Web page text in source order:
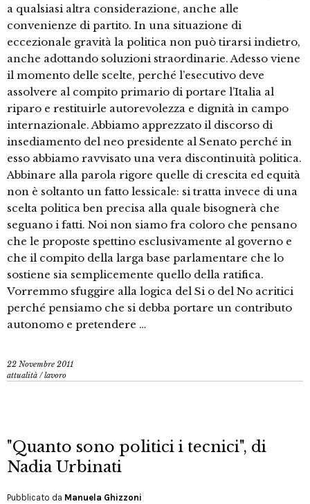
a qualsiasi altra considerazione, anche alle
convenienze di partito. In una situazione di
eccezionale gravità la politica non può tirarsi indietro,
anche adottando soluzioni straordinarie. Adesso viene
il momento delle scelte, perché l’esecutivo deve
assolvere al compito primario di portare l’Italia al
riparo e restituirle autorevolezza e dignità in campo
internazionale. Abbiamo apprezzato il discorso di
insediamento del neo presidente al Senato perché in
esso abbiamo ravvisato una vera discontinuità politica.
Abbinare alla parola rigore quelle di crescita ed equità
non è soltanto un fatto lessicale: si tratta invece di una
scelta politica ben precisa alla quale bisognerà che
seguano i fatti. Noi non siamo fra coloro che pensano
che le proposte spettino esclusivamente al governo e
che il compito della larga base parlamentare che lo
sostiene sia semplicemente quello della ratifica.
Vorremmo sfuggire alla logica del Si o del No acritici
perché pensiamo che si debba portare un contributo
autonomo e pretendere …
22 Novembre 2011
attualità /lavoro
"Quanto sono politici i tecnici", di
Nadia Urbinati
Pubblicato da Manuela Ghizzoni